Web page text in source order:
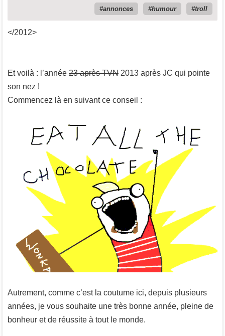
annonces humour troll
</2012>
Et voilà : l’année 23 après TVN 2013 après JC qui pointe
son nez !
Commencez là en suivant ce conseil :
Autrement, comme c’est la coutume ici, depuis plusieurs
années, je vous souhaite une très bonne année, pleine de
bonheur et de réussite à tout le monde.